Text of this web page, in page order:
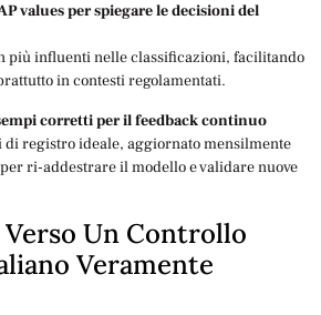
values per spiegare le decisioni del
più influenti nelle classificazioni, facilitando
in contesti regolamentati.
corretti per il feedback continuo
di registro ideale, aggiornato mensilmente
ri-addestrare il modello e validare nuove
Un Controllo
Veramente